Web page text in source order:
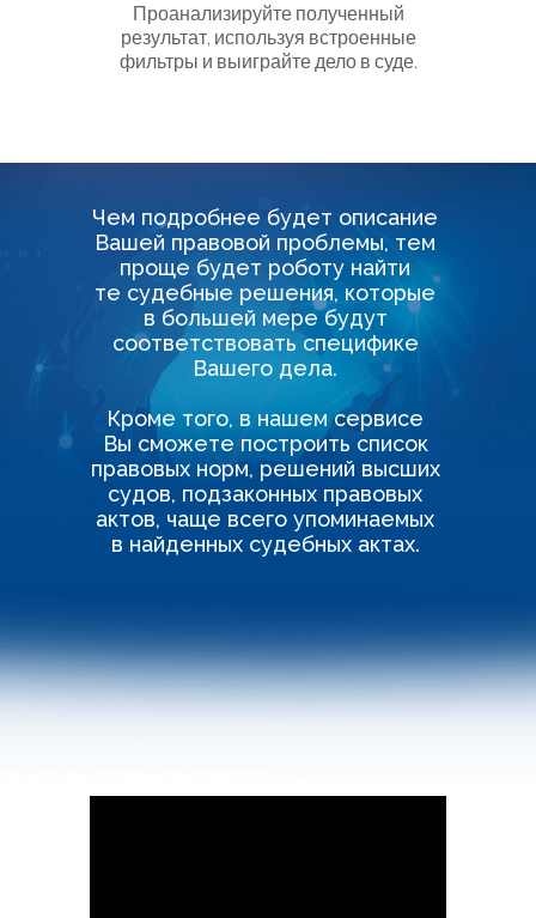
Проанализируйте полученный
результат, используя встроенные
фильтры и выиграйте дело в суде.
Чем подробнее будет описание
Вашей правовой проблемы, тем
проще будет роботу найти
те судебные решения, которые
в большей мере будут
соответствовать специфике
Вашего дела.
Кроме того, в нашем сервисе
Вы сможете построить список
правовых норм, решений высших
судов, подзаконных правовых
актов, чаще всего упоминаемых
в найденных судебных актах.